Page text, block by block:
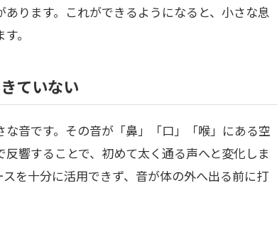
ります。これができるようになると、小さな息
。
ていない
音です。その音が「鼻」「口」「喉」にある空
響することで、初めて太く通る声へと変化しま
を十分に活用できず、音が体の外へ出る前に打